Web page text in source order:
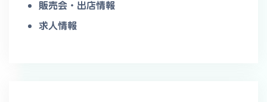
販売会・出店情報
求人情報